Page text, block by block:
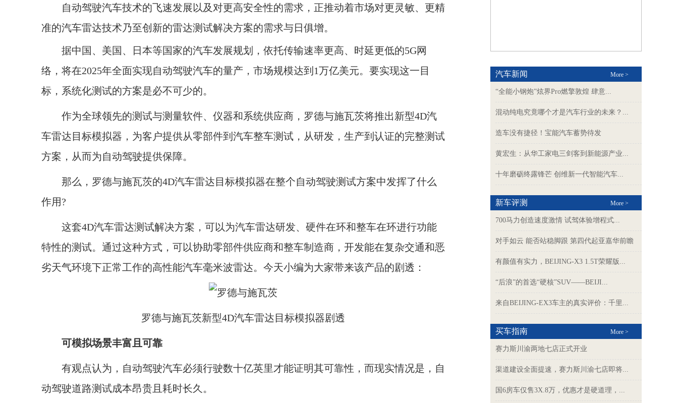
自动驾驶汽车技术的飞速发展以及对更高安全性的需求，正推动着市场对更灵敏、更精
准的汽车雷达技术乃至创新的雷达测试解决方案的需求与日俱增。
据中国、美国、日本等国家的汽车发展规划，依托传输速率更高、时延更低的5G网
络，将在2025年全面实现自动驾驶汽车的量产，市场规模达到1万亿美元。要实现这一目
标，系统化测试的方案是必不可少的。
作为全球领先的测试与测量软件、仪器和系统供应商，罗德与施瓦茨将推出新型4D汽
车雷达目标模拟器，为客户提供从零部件到汽车整车测试，从研发，生产到认证的完整测试
方案，从而为自动驾驶提供保障。
那么，罗德与施瓦茨的4D汽车雷达目标模拟器在整个自动驾驶测试方案中发挥了什么
作用?
这套4D汽车雷达测试解决方案，可以为汽车雷达研发、硬件在环和整车在环进行功能
特性的测试。通过这种方式，可以协助零部件供应商和整车制造商，开发能在复杂交通和恶
劣天气环境下正常工作的高性能汽车毫米波雷达。今天小编为大家带来该产品的剧透：
罗德与施瓦茨新型4D汽车雷达目标模拟器剧透
可模拟场景丰富且可靠
有观点认为，自动驾驶汽车必须行驶数十亿英里才能证明其可靠性，而现实情况是，自
动驾驶道路测试成本昂贵且耗时长久。
汽车新闻 More >
“全能小钢炮”炫界Pro燃擎敦煌 肆意...
混动纯电究竟哪个才是汽车行业的未来？...
造车没有捷径！宝能汽车蓄势待发
黄宏生：从华工家电三剑客到新能源产业...
十年磨砺终露锋芒 创维新一代智能汽车...
新车评测 More >
700马力创造速度激情 试驾体验增程式...
对手如云 能否站稳脚跟 第四代起亚嘉华前瞻
有颜值有实力，BEIJING-X3 1.5T荣耀版...
​“后浪”的首选“硬核”SUV——BEIJI...
来自BEIJING-EX3车主的真实评价：千里...
买车指南 More >
赛力斯川渝两地七店正式开业
渠道建设全面提速，赛力斯川渝七店即将...
国6房车仅售3X.8万，优惠才是硬道理，...